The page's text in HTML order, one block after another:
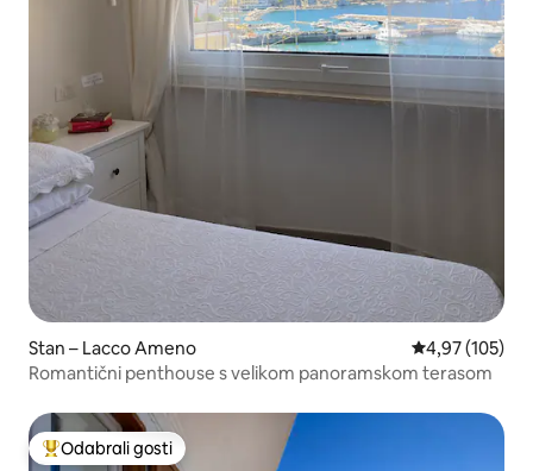
Stan – Lacco Ameno Prosječna
4,97 (105)
Romantični penthouse s velikom panoramskom terasom
Među najviše rangiranima s oznakom „Odabrali gosti”
Odabrali gosti